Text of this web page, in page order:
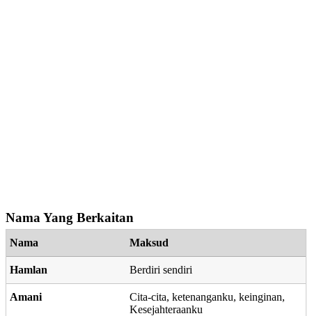
Nama Yang Berkaitan
Nama Maksud
Hamlan Berdiri sendiri
Amani
Cita-cita, ketenanganku, keinginan,
Kesejahteraanku